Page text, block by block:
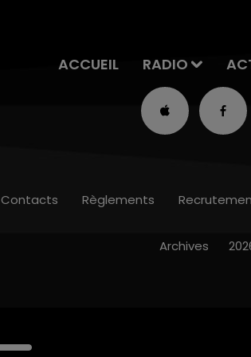
ACCUEIL RADIO
Contacts Règlements
Archives